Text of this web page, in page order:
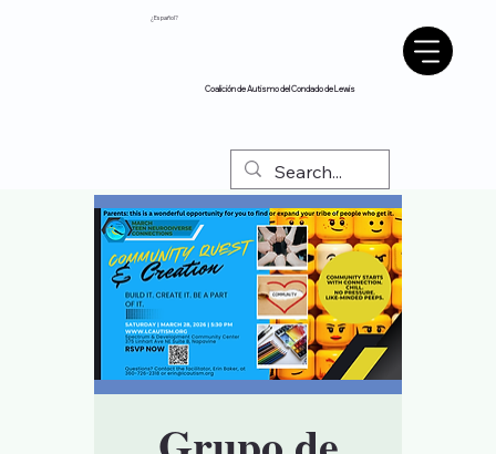
Coalición de Autismo del Condado de Lewis
¿Español?